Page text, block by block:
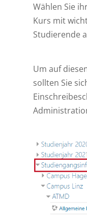
Wählen Sie
Kurs mit
Studierende
Um auf
sollten Sie